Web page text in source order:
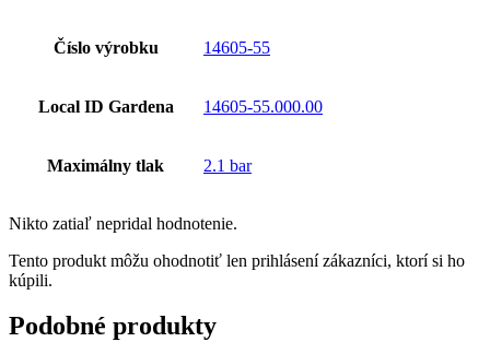
Číslo výrobku 14605-55
Local ID Gardena 14605-55.000.00
Maximálny tlak 2.1 bar
Nikto zatiaľ nepridal hodnotenie.
Tento produkt môžu ohodnotiť len prihlásení zákazníci, ktorí si ho
kúpili.
Podobné produkty